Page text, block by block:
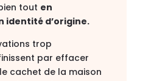
tout en
identité d’origine.
trop
par effacer
cachet de la maison